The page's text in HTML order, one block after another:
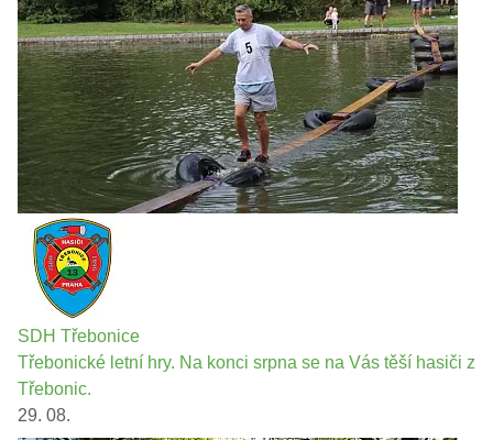
SDH Třebonice
Třebonické letní hry. Na konci srpna se na Vás těší hasiči z
Třebonic.
29. 08.